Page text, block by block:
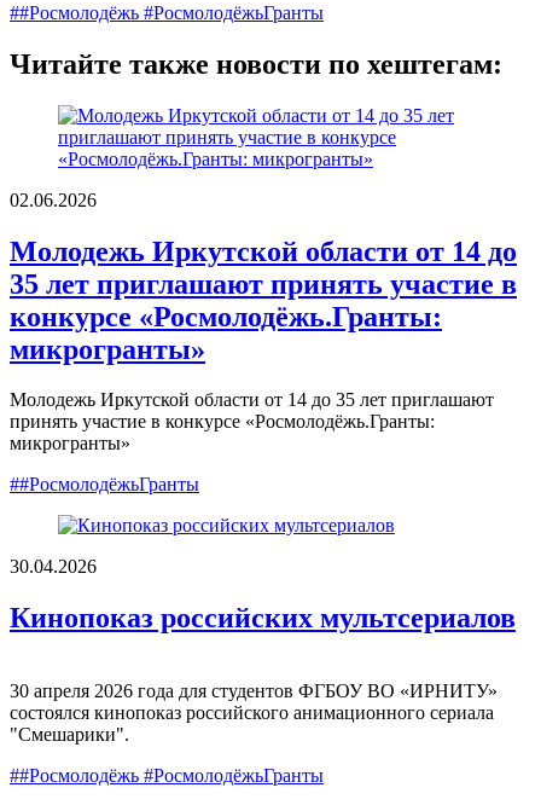
##Росмолодёжь #РосмолодёжьГранты
Читайте также новости по хештегам:
02.06.2026
Молодежь Иркутской области от 14 до
35 лет приглашают принять участие в
конкурсе «Росмолодёжь.Гранты:
микрогранты»
Молодежь Иркутской области от 14 до 35 лет приглашают
принять участие в конкурсе «Росмолодёжь.Гранты:
микрогранты»
##РосмолодёжьГранты
30.04.2026
Кинопоказ российских мультсериалов
30 апреля 2026 года для студентов ФГБОУ ВО «ИРНИТУ»
состоялся кинопоказ российского анимационного сериала
"Смешарики".
##Росмолодёжь #РосмолодёжьГранты